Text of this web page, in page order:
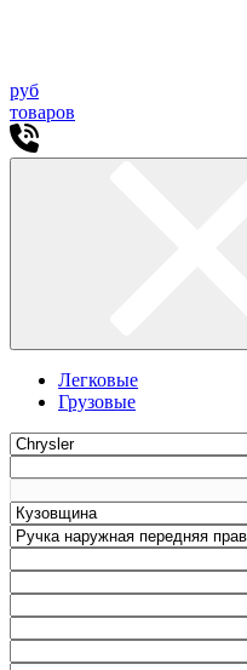
руб
товаров
Легковые
Грузовые